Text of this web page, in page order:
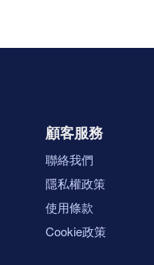
顧客服務
聯絡我們
隱私權政策
使用條款
Cookie政策